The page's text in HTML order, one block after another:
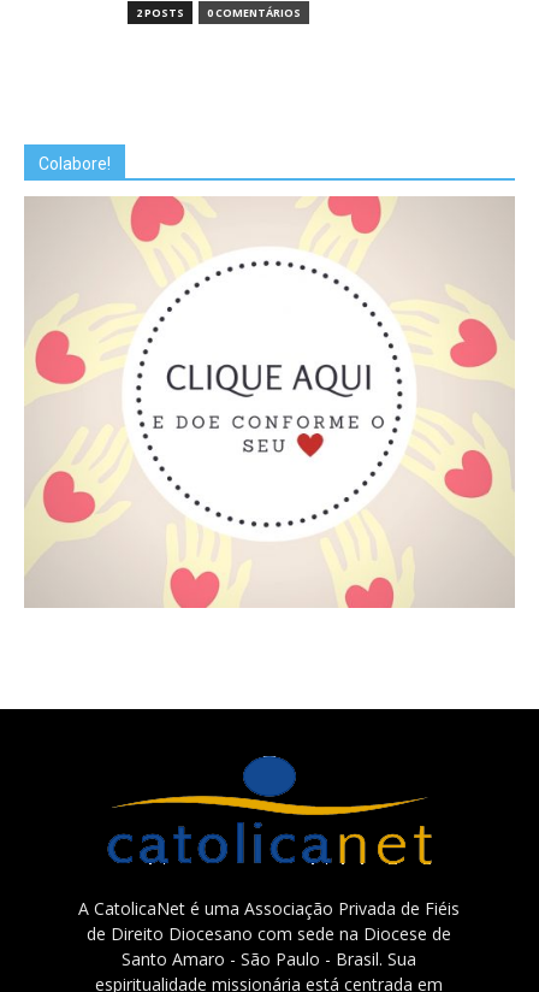
2 POSTS 0 COMENTÁRIOS
Colabore!
A CatolicaNet é uma Associação Privada de Fiéis
de Direito Diocesano com sede na Diocese de
Santo Amaro - São Paulo - Brasil. Sua
espiritualidade missionária está centrada em